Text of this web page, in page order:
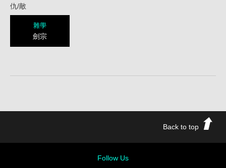
仇/敵
雜學
劍宗
Back to top
Follow Us